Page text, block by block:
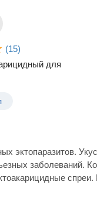
(15)
для
эктопаразитов.
заболеваний.